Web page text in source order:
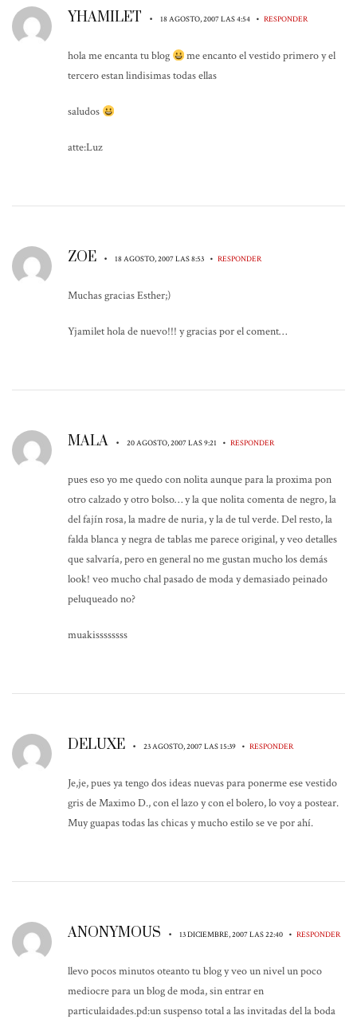
YHAMILET • 18 AGOSTO, 2007 LAS 4:54 • RESPONDER
hola me encanta tu blog
me encanto el vestido primero y el
tercero estan lindisimas todas ellas
saludos
atte:Luz
ZOE • 18 AGOSTO, 2007 LAS 8:53 • RESPONDER
Muchas gracias Esther;)
Yjamilet hola de nuevo!!! y gracias por el coment…
MALA • 20 AGOSTO, 2007 LAS 9:21 • RESPONDER
pues eso yo me quedo con nolita aunque para la proxima pon
otro calzado y otro bolso… y la que nolita comenta de negro, la
del fajín rosa, la madre de nuria, y la de tul verde. Del resto, la
falda blanca y negra de tablas me parece original, y veo detalles
que salvaría, pero en general no me gustan mucho los demás
look! veo mucho chal pasado de moda y demasiado peinado
peluqueado no?
muakissssssss
DELUXE • 23 AGOSTO, 2007 LAS 15:39 • RESPONDER
Je,je, pues ya tengo dos ideas nuevas para ponerme ese vestido
gris de Maximo D., con el lazo y con el bolero, lo voy a postear.
Muy guapas todas las chicas y mucho estilo se ve por ahí.
ANONYMOUS • 13 DICIEMBRE, 2007 LAS 22:40 • RESPONDER
llevo pocos minutos oteanto tu blog y veo un nivel un poco
mediocre para un blog de moda, sin entrar en
particulaidades.pd:un suspenso total a las invitadas del la boda